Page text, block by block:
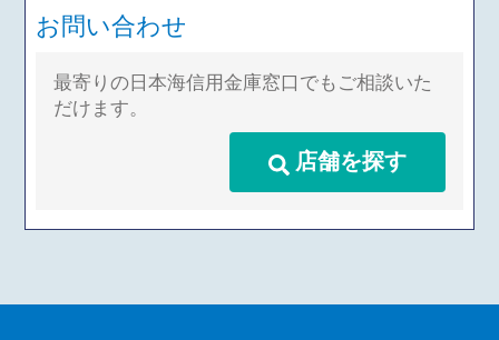
お問い合わせ
最寄りの日本海信用金庫窓口でもご相談いた
だけます。
店舗を探す